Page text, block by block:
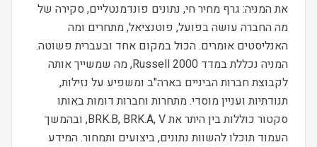
את המניה: גרף מחיר חי, נתונים פונדמנטליים, סקירה של
מה החברה עושה בפועל, פוטנציאל, מתחרים ומה
האנליסטים אומרים. הכול במקום אחד ובעברית פשוטה.
המניה נכללת במדד Russell 2000, מה שמשייך אותה
לקבוצת חברות הביניים בארה"ב ומשפיע על נזילות,
תנודתיות ועניין מוסדי. מתחרות וחברות דומות באותו
סקטור כוללות בין היתר את BRK.B, BRK.A, V, ובהמשך
העמוד תוכלו להשוות נתונים, ביצועים ותמחור. המידע